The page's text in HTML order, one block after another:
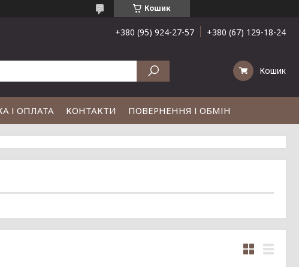
Кошик
+380 (95) 924-27-57 +380 (67) 129-18-24
Кошик
І ОПЛАТА КОНТАКТИ ПОВЕРНЕННЯ І ОБМІН